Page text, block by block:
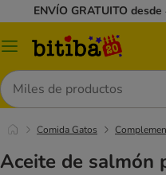
ENVÍO GRATUITO
Menú
Buscar
Comida Gatos
Aceite de salmón